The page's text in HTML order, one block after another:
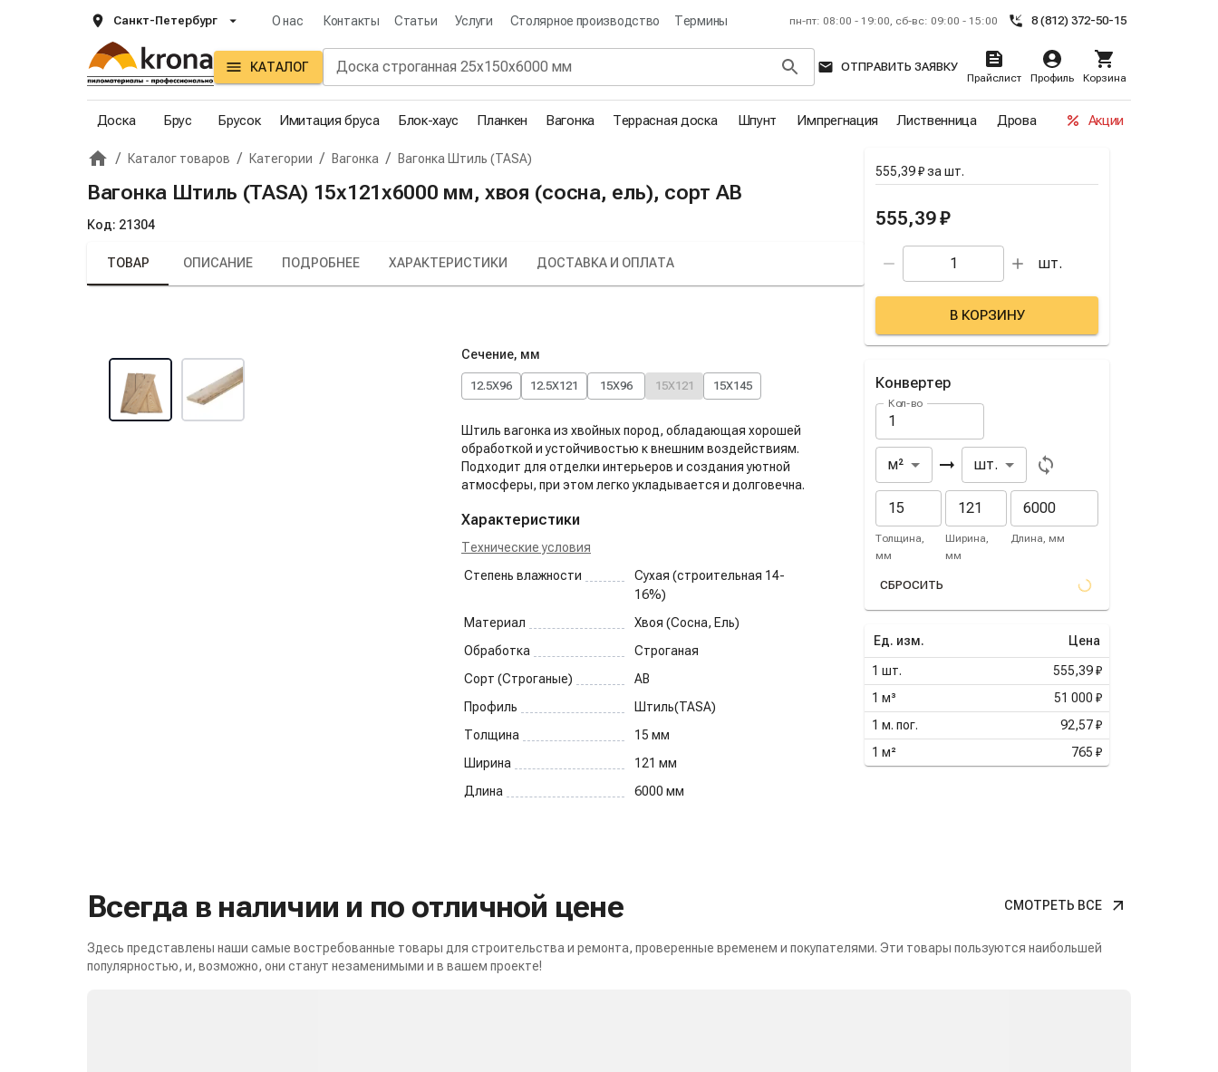
Санкт-Петербург О нас Контакты Статьи Услуги Столярное производство Термины пн-пт: 08:00 - 19:00, сб-вс: 09:00 - 15:00 8 (812) 372-50-15
КАТАЛОГ ОТПРАВИТЬ ЗАЯВКУ
Прайслист Профиль Корзина
Доска Брус Брусок Имитация бруса Блок-хаус Планкен Вагонка Террасная доска Шпунт Импрегнация Лиственница Дрова Акции
Главная
/ Каталог товаров / Категории / Вагонка / Вагонка Штиль (TASA)
Вагонка Штиль (TASA) 15х121х6000 мм, хвоя (сосна, ель), сорт AB
Код: 21304
Крона
ТОВАР ОПИСАНИЕ ПОДРОБНЕЕ ХАРАКТЕРИСТИКИ ДОСТАВКА И ОПЛАТА
Сечение, мм
12.5X96 12.5X121 15X96 15X121 15X145
Штиль вагонка из хвойных пород, обладающая хорошей
обработкой и устойчивостью к внешним воздействиям.
Подходит для отделки интерьеров и создания уютной
атмосферы, при этом легко укладывается и долговечна.
Характеристики
Технические условия
Степень влажности
Сухая (строительная 14-
16%)
Материал
Хвоя (Сосна, Ель)
Обработка
Строганая
Сорт (Строганые)
AB
Профиль
Штиль(TASA)
Толщина
15 мм
Ширина
121 мм
Длина
6000 мм
555,39 ₽за шт.
555,39 ₽
шт.
В КОРЗИНУ
Конвертер
Кол-во
Из
м²
В
шт.
Толщина,
мм
Ширина,
мм
Длина, мм
СБРОСИТЬ
Ед. изм. Цена
1 шт.
555,39 ₽
1 м³
51 000 ₽
1 м. пог.
92,57 ₽
1 м² 765 ₽
Всегда в наличии и по отличной цене СМОТРЕТЬ ВСЕ
Здесь представлены наши самые востребованные товары для строительства и ремонта, проверенные временем и покупателями. Эти товары пользуются наибольшей
популярностью, и, возможно, они станут незаменимыми и в вашем проекте!